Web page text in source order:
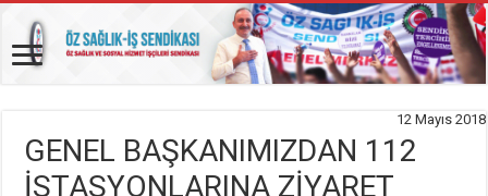
12 Mayıs 2018
GENEL BAŞKANIMIZDAN 112
İSTASYONLARINA ZİYARET